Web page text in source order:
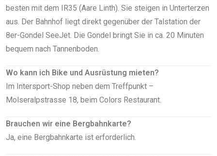
besten mit dem IR35 (Aare Linth). Sie steigen in Unterterzen
aus. Der Bahnhof liegt direkt gegenüber der Talstation der
8er-Gondel SeeJet. Die Gondel bringt Sie in ca. 20 Minuten
bequem nach Tannenboden.
Wo kann ich Bike und Ausrüstung mieten?
Im Intersport-Shop neben dem Treffpunkt –
Molseralpstrasse 18, beim Colors Restaurant.
Brauchen wir eine Bergbahnkarte?
Ja, eine Bergbahnkarte ist erforderlich.